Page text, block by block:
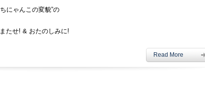
にゃんこの変貌”の
たせ! & おたのしみに!
Read More